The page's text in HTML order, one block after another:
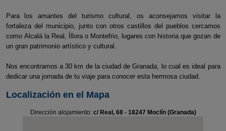
Para los amantes del turismo cultural, os aconsejamos visitar la
fortaleza del municipio, junto con otros castillos del pueblos cercamos
como Alcalá la Real, Íllora o Montefrio, lugares con historia que gozan de
un gran patrimonio artístico y cultural.
Nos encontramos a 30 km de la ciudad de Granada, lo cual es ideal para
dedicar una jornada de tu viaje para conocer esta hermosa ciudad.
Localización en el Mapa
Dirección alojamiento: c/ Real, 68 - 18247 Moclín (Granada)